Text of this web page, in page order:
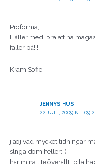
Proforma;
Håller med, bra att ha
faller på!!!
Kram Sofie
JENNYS HUS
22 JULI, 2009 KL.
j aoj vad mycket tidningar
slnga dom heller:-)
har mina lite överallt…b.la